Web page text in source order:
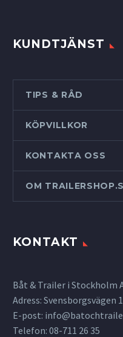
KUNDTJÄNST
TIPS & RÅD
KÖPVILLKOR
KONTAKTA OSS
OM
KONTAKT
Båt & Trailer i Stockholm
Adress: Svensborgsvägen
E-post:
Telefon: 08-711 26 35